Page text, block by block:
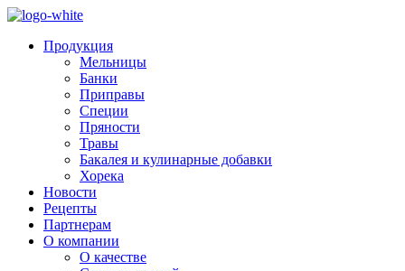
Продукция
Мельницы
Банки
Приправы
Специи
Пряности
Травы
Бакалея и кулинарные добавки
Хорека
Новости
Рецепты
Партнерам
О компании
О качестве